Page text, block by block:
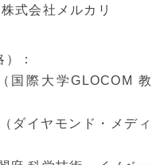
式会社メルカリ
：
国際大学GLOCOM 教
ダイヤモンド・メディ